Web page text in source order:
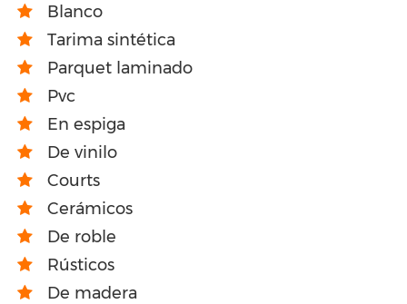
Blanco
Tarima sintética
Parquet laminado
Pvc
En espiga
De vinilo
Courts
Cerámicos
De roble
Rústicos
De madera